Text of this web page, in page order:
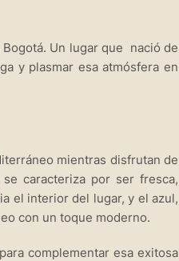
Un lugar que nació de
y plasmar esa atmósfera en
mientras disfrutan de
caracteriza por ser fresca,
el interior del lugar, y el azul,
con un toque moderno.
complementar esa exitosa